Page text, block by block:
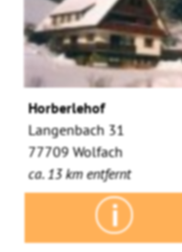
Horberlehof
Langenbach 31
77709 Wolfach
ca. 13 km entfernt